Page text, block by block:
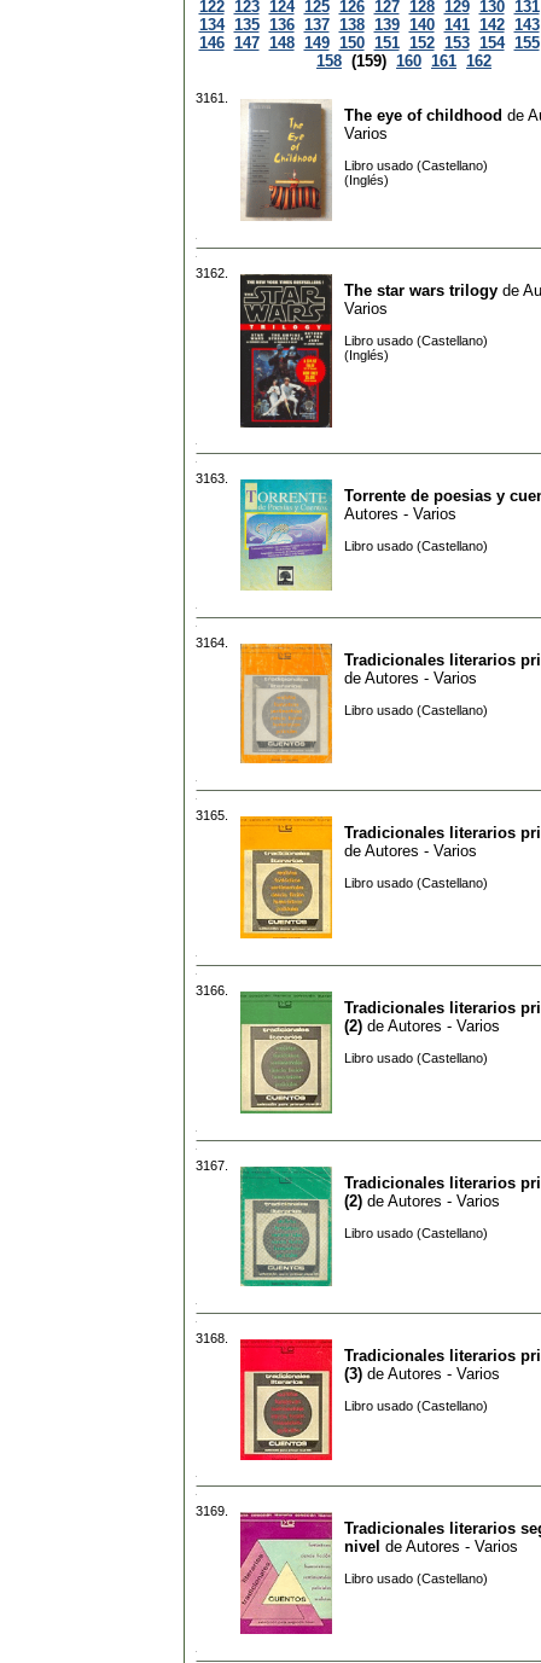
122 123 124 125 126 127 128 129 130 131
134 135 136 137 138 139 140 141 142 143
146 147 148 149 150 151 152 153 154 155
158 (159) 160 161 162
3161.
The eye of childhood de
Varios
Libro usado (Castellano)
(Inglés)
3162.
The star wars trilogy de
Varios
Libro usado (Castellano)
(Inglés)
3163.
Torrente de poesias y
Autores - Varios
Libro usado (Castellano)
3164.
Tradicionales literarios
de Autores - Varios
Libro usado (Castellano)
3165.
Tradicionales literarios
de Autores - Varios
Libro usado (Castellano)
3166.
Tradicionales literarios
(2) de Autores - Varios
Libro usado (Castellano)
3167.
Tradicionales literarios
(2) de Autores - Varios
Libro usado (Castellano)
3168.
Tradicionales literarios
(3) de Autores - Varios
Libro usado (Castellano)
3169.
Tradicionales literarios
nivel de Autores - Varios
Libro usado (Castellano)